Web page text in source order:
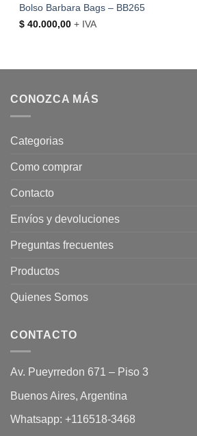
Bolso Barbara Bags – BB265
$40.000,00+ IVA
CONOZCA MÁS
Categorias
Como comprar
Contacto
Envíos y devoluciones
Preguntas frecuentes
Productos
Quienes Somos
CONTACTO
Av. Pueyrredon 671 – Piso 3
Buenos Aires, Argentina
Whatsapp: +116518-3468